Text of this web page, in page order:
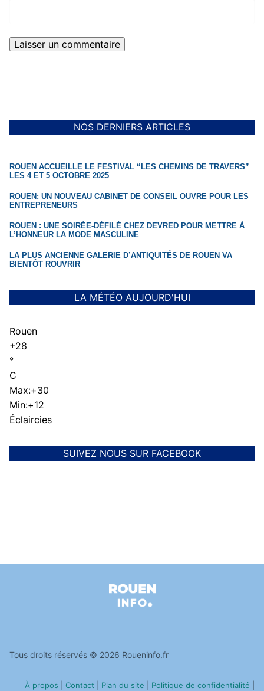
NOS DERNIERS ARTICLES
ROUEN ACCUEILLE LE FESTIVAL “LES CHEMINS DE TRAVERS”
LES 4 ET 5 OCTOBRE 2025
ROUEN: UN NOUVEAU CABINET DE CONSEIL OUVRE POUR LES
ENTREPRENEURS
ROUEN : UNE SOIRÉE-DÉFILÉ CHEZ DEVRED POUR METTRE À
L’HONNEUR LA MODE MASCULINE
LA PLUS ANCIENNE GALERIE D’ANTIQUITÉS DE ROUEN VA
BIENTÔT ROUVRIR
LA MÉTÉO AUJOURD'HUI
Rouen
+28
°
C
Max:+30
Min:+12
Éclaircies
SUIVEZ NOUS SUR FACEBOOK
Tous droits réservés © 2026 Roueninfo.fr
À propos Contact Plan du site Politique de confidentialité